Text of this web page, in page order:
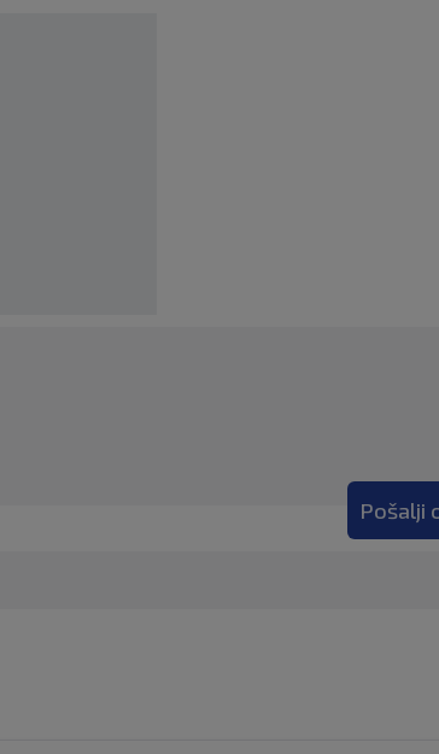
Pošalji